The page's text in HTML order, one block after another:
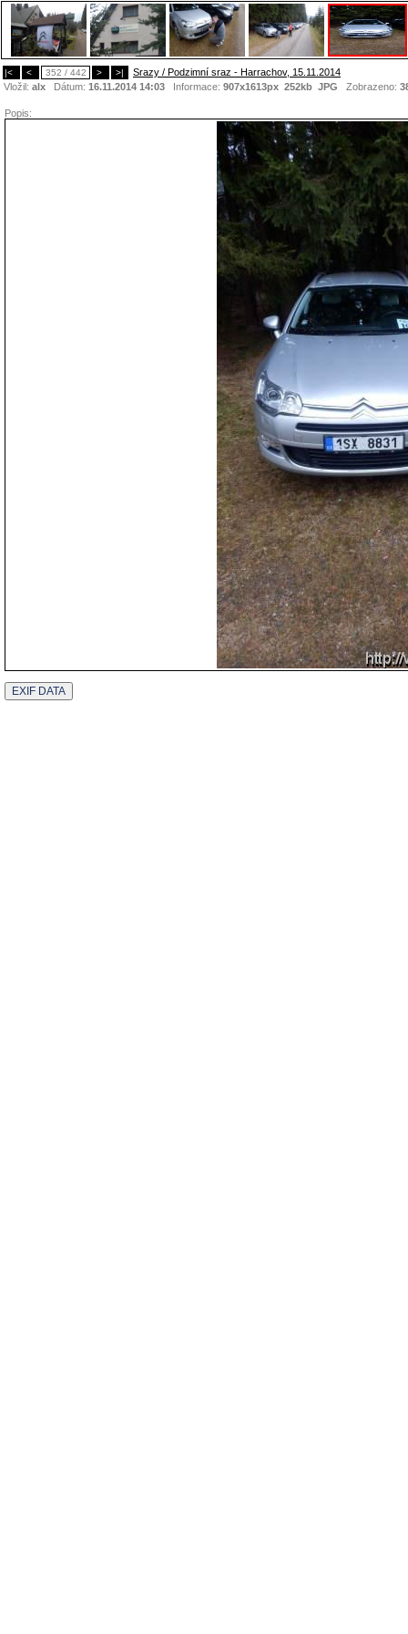
|< < 352 / 442 > >|
Srazy / Podzimní sraz - Harrachov, 15.11.2014
Vložil: alx Dátum: 16.11.2014 14:03 Informace: 907x1613px 252kb JPG Zobrazeno:
Popis: